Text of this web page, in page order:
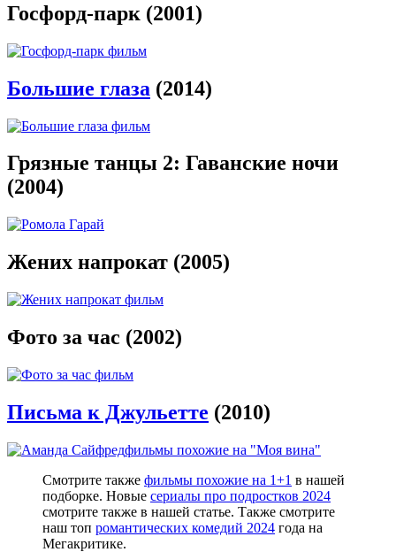
Госфорд-парк (2001)
Большие глаза (2014)
Грязные танцы 2: Гаванские ночи
(2004)
Жених напрокат (2005)
Фото за час (2002)
Письма к Джульетте (2010)
фильмы похожие на "Моя вина"
Смотрите также фильмы похожие на 1+1 в нашей
подборке. Новые сериалы про подростков 2024
смотрите также в нашей статье. Также смотрите
наш топ романтических комедий 2024 года на
Мегакритике.